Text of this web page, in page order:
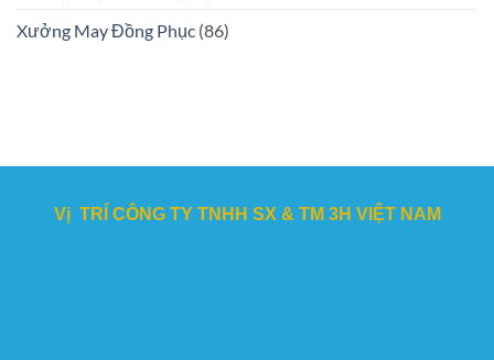
Xưởng May Đồng Phục (86)
Vị TRÍ CÔNG TY TNHH SX & TM 3H VIỆT NAM